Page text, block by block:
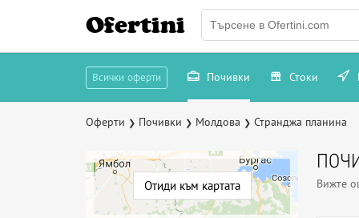
Ofertini
Всички оферти Почивки Стоки
Оферти ❯ Почивки ❯ Молдова ❯ Странджа планина
Отиди към картата Вижте